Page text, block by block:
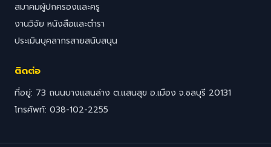
สมาคมผู้ปกครองและครู
งานวิจัย หนังสือและตำรา
ประเมินบุคลากรสายสนับสนุน
ติดต่อ
ที่อยู่: 73 ถนนบางแสนล่าง ต.แสนสุข อ.เมือง จ.ชลบุรี 20131
โทรศัพท์: 038-102-2255